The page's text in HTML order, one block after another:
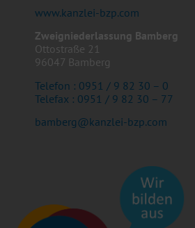
www.kanzlei-bzp.com
Zweigniederlassung Bamberg
Ottostraße 21
96047 Bamberg
Telefon : 0951 / 9 82 30 – 0
Telefax : 0951 / 9 82 30 – 77
bamberg@kanzlei-bzp.com